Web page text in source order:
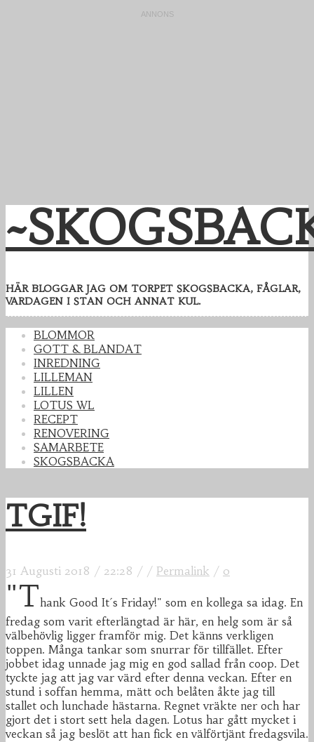
HÄR BLOGGAR JAG OM TORPET SKOGSBACKA, FÅGLAR,
VARDAGEN I STAN OCH ANNAT KUL.
BLOMMOR
GOTT & BLANDAT
INREDNING
LILLEMAN
LILLEN
LOTUS WL
RECEPT
RENOVERING
SAMARBETE
SKOGSBACKA
TGIF!
31 Augusti 2018 / 22:28 / / Permalink / 0
"Thank Good It´s Friday!" som en kollega sa idag. En
fredag som varit efterlängtad är här, en helg som är så
välbehövlig ligger framför mig. Det känns verkligen
toppen. Många tankar som snurrar för tillfället. Efter
jobbet idag unnade jag mig en god sallad från coop. Det
tyckte jag att jag var värd efter denna veckan. Efter en
stund i soffan hemma, mätt och belåten åkte jag till
stallet och lunchade hästarna. Regnet vräkte ner och har
gjort det i stort sett hela dagen. Lotus har gått mycket i
veckan så jag beslöt att han fick en välförtjänt fredagsvila.